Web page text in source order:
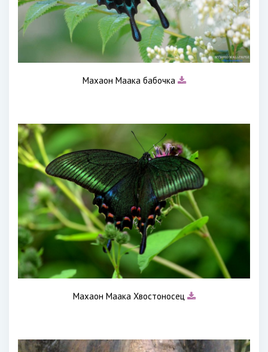
Махаон Маака бабочка
Махаон Маака Хвостоносец